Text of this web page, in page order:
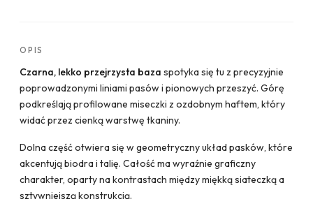
OPIS
Czarna, lekko przejrzysta baza spotyka się tu z precyzyjnie
poprowadzonymi liniami pasów i pionowych przeszyć. Górę
podkreślają profilowane miseczki z ozdobnym haftem, który
widać przez cienką warstwę tkaniny.
Dolna część otwiera się w geometryczny układ pasków, które
akcentują biodra i talię. Całość ma wyraźnie graficzny
charakter, oparty na kontrastach między miękką siateczką a
sztywniejszą konstrukcją.